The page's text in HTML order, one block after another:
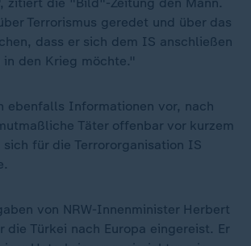
Terrorismus geredet und über das
dass er sich dem IS anschließen
in den Krieg möchte."
ebenfalls Informationen vor, nach
Täter offenbar vor kurzem
für die Terrororganisation IS
von NRW-Innenminister Herbert
die Türkei nach Europa eingereist. Er